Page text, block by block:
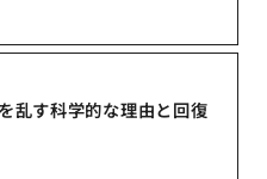
乱す科学的な理由と回復